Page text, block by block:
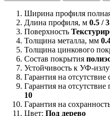
Ширина профиля
Длина профиля, м 0.5 / 3
Поверхность
Толщина металла, мм
Толщина цинкового
Состав покрытия
Устойчивость к УФ-
Гарантия на отсутствие
Гарантия на
10
Гарантия на
Цвет: Под дерево